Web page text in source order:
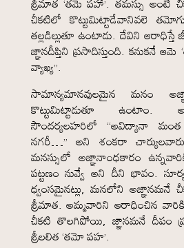
చీకటిలో కొట్టుమిట్టాడేవానివలె
తల్లడిల్లుతూ ఉంటాడు. దేవిని
జ్ఞానదీప్తిని ప్రసాదిస్తుంది. కనుకనే
వ్యాఖ్య”.
సామాన్యమానవులమైన మనం
కొట్టుమిట్టాడుతూ ఉంటాం.
సౌందర్యలహరిలో “అవిద్యానా
నగరీ…” అని శంకరా చార్యులవారు
మనస్సులో అజ్ఞానాంధకారం
పట్టణం నువ్వే అని దీని భావం.
ధ్వంసమైనట్లు, మనలోని అజ్ఞానమనే
శ్రీమాత. అమ్మవారిని ఆరాధించిన
చీకటి తొలగిపోయి, జ్ఞానమనే దీపం
శ్రీలలిత ‘తమో పహ’.